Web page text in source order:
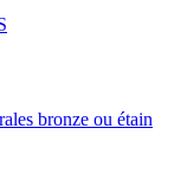
bronze ou étain